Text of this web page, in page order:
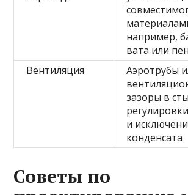
например,
вата или
Вентиляция
Аэротрубы
зазоры в
и
конденсата
Советы по